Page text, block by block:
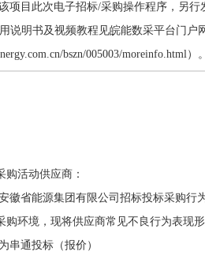
项目此次电子招标/采购操作程序，另行
说明书及视频教程见皖能数采平台门户
bszn/005003/moreinfo.html）。
采购活动供应商：
徽省能源集团有限公司招标投标采购行
购环境，现将供应商常见不良行为
为串通投标（报价）